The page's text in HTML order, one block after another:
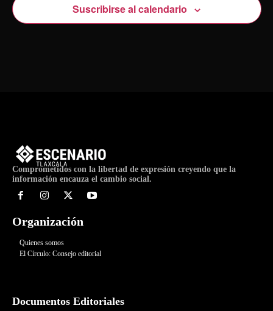
Suscribirse al calendario
Comprometidos con la libertad de expresión creyendo que la
información encauza el cambio social.
Organización
Quienes somos
El Círculo: Consejo editorial
Documentos Editoriales